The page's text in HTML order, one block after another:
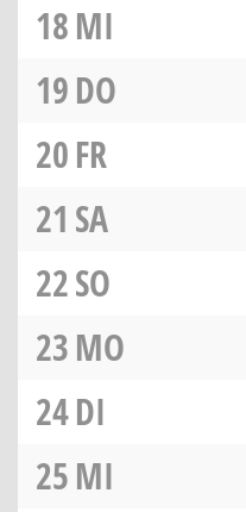
18MI
19DO
20FR
21 SA
22SO
23MO
24DI
25MI